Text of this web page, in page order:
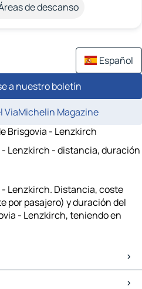
de descanso
Español
a nuestro boletín
ViaMichelin Magazine
Brisgovia - Lenzkirch
- Lenzkirch - distancia, duración
Lenzkirch. Distancia, coste
por pasajero) y duración del
- Lenzkirch, teniendo en